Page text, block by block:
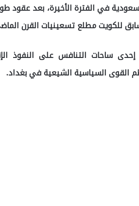
في الفترة الأخيرة، بعد عقود
للكويت مطلع تسعينيات القرن
ساحات التنافس على النفوذ
القوى السياسية الشيعية في بغداد.